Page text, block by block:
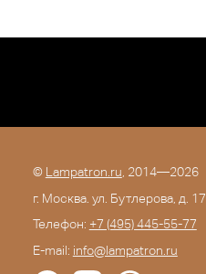
© Lampatron.ru , 2014—2026
г. Москва. ул. Бутлерова, д. 17
Телефон: +7 (495) 445-55-77
E-mail: info@lampatron.ru